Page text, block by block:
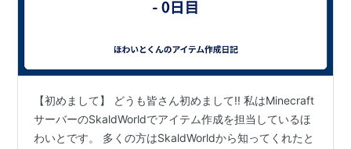
【初めまして】 どうも皆さん初めまして!! 私はMinecraft
サーバーのSkaldWorldでアイテム作成を担当しているほ
わいとです。 多くの方はSkaldWorldから知ってくれたと